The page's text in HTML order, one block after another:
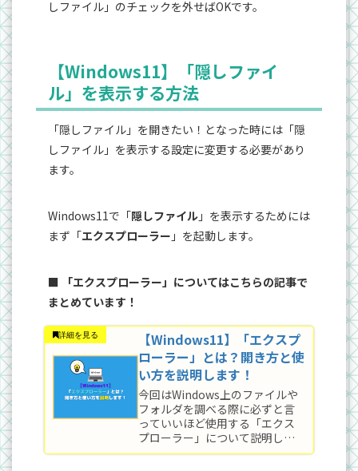
しファイル」のチェックを外せばOKです。
【Windows11】「隠しファイ
ル」を表示する方法
「隠しファイル」を開きたい！となった時には「隠
しファイル」を表示する設定に変更する必要があり
ます。
Windows11で「隠しファイル 」を表示するためには
まず「エクスプローラー 」を起動します。
■ 「エクスプローラー」についてはこちらの記事で
まとめています！
【Windows11】「エクスプ
ローラー」とは？開き方と使
い方を説明します！
今回はWindows上のファイルや
フォルダを調べる際に必ずと言
っていいほど使用する「エクス
プローラー」について説明しま
す！ 「エクスプローラー」はフ